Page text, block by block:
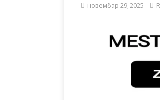
новембар 29, 2025